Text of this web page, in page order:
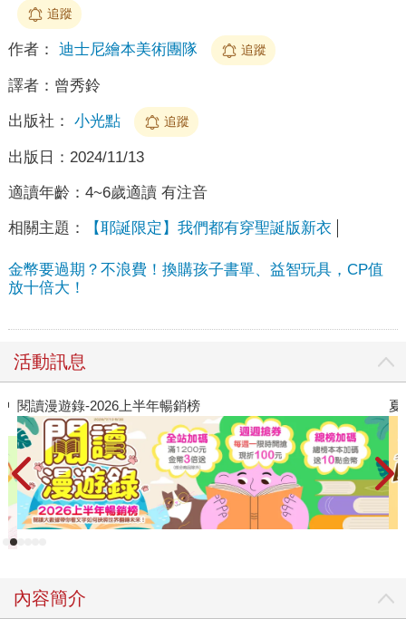
追蹤
作者： 迪士尼繪本美術團隊 追蹤
譯者： 曾秀鈴
出版社： 小光點 追蹤
出版日： 2024/11/13
適讀年齡： 4~6歲適讀 有注音
相關主題： 【耶誕限定】我們都有穿聖誕版新衣
金幣要過期？不浪費！換購孩子書單、益智玩具，CP值
放十倍大！
活動訊息
閱讀漫遊錄-2026上半年暢銷榜 夏
內容簡介